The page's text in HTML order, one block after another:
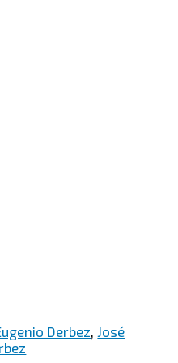
Derbez
José